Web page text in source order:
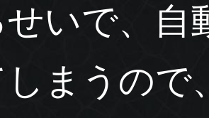
いで、自
しまうので